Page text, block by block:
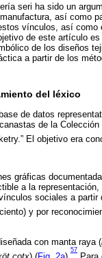
seri ha sido un
así como
vínculos, así como
de este artículo
de los diseños
a partir de los
del léxico
de datos
de la
El objetivo era
gráficas
a la
sociales a partir
y por
con manta raya (
57